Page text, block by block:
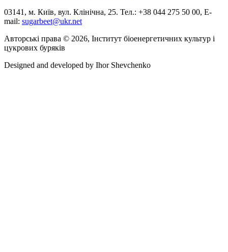
03141, м. Київ, вул. Клінічна, 25. Тел.: +38 044 275 50 00, E-
mail: sugarbeet@ukr.net
Авторські права © 2026, Інститут біоенергетичних культур і
цукрових буряків
Designed and developed by Ihor Shevchenko